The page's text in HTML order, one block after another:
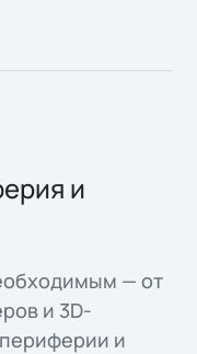
и
— от
и 3D-
и